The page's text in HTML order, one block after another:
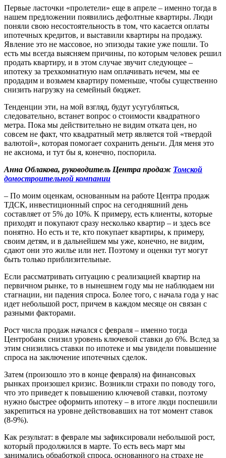
Первые ласточки «пролетели» еще в апреле – именно тогда в
нашем предложении появились дефолтные квартиры. Люди
поняли свою несостоятельность в том, что касается оплаты
ипотечных кредитов, и выставили квартиры на продажу.
Явление это не массовое, но эпизоды такие уже пошли. То
есть мы всегда выясняем причины, по которым человек решил
продать квартиру, и в этом случае звучит следующее –
ипотеку за трехкомнатную нам оплачивать нечем, мы ее
продадим и возьмем квартиру поменьше, чтобы существенно
снизить нагрузку на семейный бюджет.
Тенденции эти, на мой взгляд, будут усугубляться,
следовательно, встанет вопрос о стоимости квадратного
метра. Пока мы действительно не видим отката цен, но
совсем не факт, что квадратный метр является той «твердой
валютой», которая помогает сохранить деньги. Для меня это
не аксиома, и тут бы я, конечно, поспорила.
Анна Облакова, руководитель Центра продаж Томской
домостроительной компании
– По моим оценкам, основанным на работе Центра продаж
ТДСК, инвестиционный спрос на сегодняшний день
составляет от 5% до 10%. К примеру, есть клиенты, которые
приходят и покупают сразу несколько квартир – и здесь все
понятно. Но есть и те, кто покупает квартиры, к примеру,
своим детям, и в дальнейшем мы уже, конечно, не видим,
сдают они это жилье или нет. Поэтому и оценки тут могут
быть только приблизительные.
Если рассматривать ситуацию с реализацией квартир на
первичном рынке, то в нынешнем году мы не наблюдаем ни
стагнации, ни падения спроса. Более того, с начала года у нас
идет небольшой рост, причем в каждом месяце он связан с
разными факторами.
Рост числа продаж начался с февраля – именно тогда
Центробанк снизил уровень ключевой ставки до 6%. Вслед за
этим снизились ставки по ипотеке и мы увидели повышение
спроса на заключение ипотечных сделок.
Затем (произошло это в конце февраля) на финансовых
рынках произошел кризис. Возникли страхи по поводу того,
что это приведет к повышению ключевой ставки, поэтому
нужно быстрее оформить ипотеку – в итоге люди поспешили
закрепиться на уровне действовавших на тот момент ставок
(8-9%).
Как результат: в феврале мы зафиксировали небольшой рост,
который продолжился в марте. То есть весь март мы
занимались обработкой спроса, основанного на страхе не